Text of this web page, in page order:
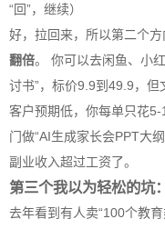
“回”，继续）
好，拉回来，所以第二个
翻倍。 你可以去闲鱼、小
讨书”，标价9.9到49.9，但
客户预期低，你每单只花
门做“AI生成家长会PPT大
副业收入超过工资了。
第三个我以为轻松的坑
去年看到有人卖“100个教